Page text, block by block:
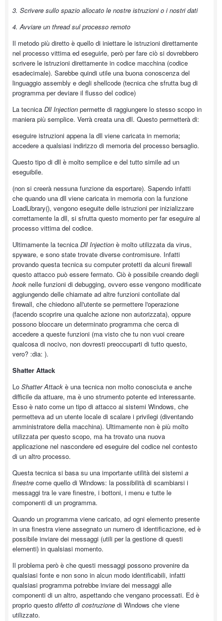
3. Scrivere sullo spazio allocato le nostre istruzioni o i nostri dati
4. Avviare un thread sul processo remoto
Il metodo più diretto è quello di iniettare le istruzioni direttamente
nel processo vittima ed eseguirle, però per fare ciò si dovrebbero
scrivere le istruzioni direttamente in codice macchina (codice
esadecimale). Sarebbe quindi utile una buona conoscenza del
linguaggio assembly e degli shellcode (tecnica che sfrutta bug di
programma per deviare il flusso del codice)
La tecnica Dll Injection permette di raggiungere lo stesso scopo in
maniera più semplice. Verrà creata una dll. Questo permetterà di:
eseguire istruzioni appena la dll viene caricata in memoria;
accedere a qualsiasi indirizzo di memoria del processo bersaglio.
Questo tipo di dll è molto semplice e del tutto simile ad un
eseguibile.
(non si creerà nessuna funzione da esportare). Sapendo infatti
che quando una dll viene caricata in memoria con la funzione
LoadLibrary(), vengono eseguite delle istruzioni per inizializzare
correttamente la dll, si sfrutta questo momento per far eseguire al
processo vittima del codice.
Ultimamente la tecnica Dll Injection è molto utilizzata da virus,
spyware, e sono state trovate diverse contromisure. Infatti
provando questa tecnica su computer protetti da alcuni firewall
questo attacco può essere fermato. Ciò è possibile creando degli
hook nelle funzioni di debugging, ovvero esse vengono modificate
aggiungendo delle chiamate ad altre funzioni contollate dal
firewall, che chiedono all'utente se permettere l'operazione
(facendo scoprire una qualche azione non autorizzata), oppure
possono bloccare un determinato programma che cerca di
accedere a queste funzioni (ma visto che tu non vuoi creare
qualcosa di nocivo, non dovresti preoccuparti di tutto questo,
vero? :dia: ).
Shatter Attack
Lo Shatter Attack è una tecnica non molto conosciuta e anche
difficile da attuare, ma è uno strumento potente ed interessante.
Esso è nato come un tipo di attacco ai sistemi Windows, che
permetteva ad un utente locale di scalare i privilegi (diventando
amministratore della macchina). Ultimamente non è più molto
utilizzata per questo scopo, ma ha trovato una nuova
applicazione nel nascondere ed eseguire del codice nel contesto
di un altro processo.
Questa tecnica si basa su una importante utilità dei sistemi a
finestre come quello di Windows: la possibilità di scambiarsi i
messaggi tra le vare finestre, i bottoni, i menu e tutte le
componenti di un programma.
Quando un programma viene caricato, ad ogni elemento presente
in una finestra viene assegnato un numero di identificazione, ed è
possibile inviare dei messaggi (utili per la gestione di questi
elementi) in qualsiasi momento.
Il problema però è che questi messaggi possono provenire da
qualsiasi fonte e non sono in alcun modo identificabili, infatti
qualsiasi programma potrebbe inviare dei messaggi alle
componenti di un altro, aspettando che vengano processati. Ed è
proprio questo difetto di costruzione di Windows che viene
utilizzato.